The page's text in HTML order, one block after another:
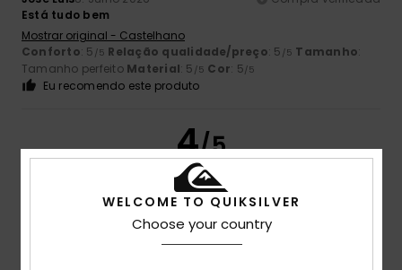
Está tudo bem
Mostrar original - Castelhano
Conforto: 5 /5 Relação qualidade/preço: 5 /5 Tamanho:
Tamanho perfeito Material: 5 /5 Cor: 5/5
Eu recomendo este produto
4/5
8. Julho 2026
Compra verificada
Menos confortáveis do que os Rivi Slide, mas mesmo assim
WELCOME TO QUIKSILVER
Choose your country